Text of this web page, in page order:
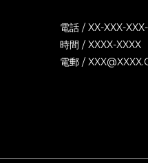
電話 / XX-XXX-
時間 / XXXX-XXXX
電郵 /